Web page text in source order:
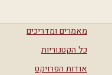
מאמרים ומדריכים
כל הקטגוריות
אודות הפרויקט